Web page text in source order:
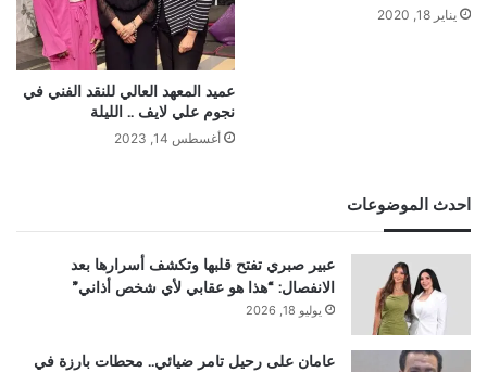
يناير 18, 2020
عميد المعهد العالي للنقد الفني في
نجوم علي لايف .. الليلة
أغسطس 14, 2023
احدث الموضوعات
عبير صبري تفتح قلبها وتكشف أسرارها بعد
الانفصال: “هذا هو عقابي لأي شخص أذاني”
يوليو 18, 2026
عامان على رحيل تامر ضيائي.. محطات بارزة في